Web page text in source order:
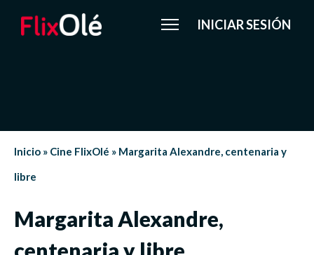
INICIAR SESIÓN
Inicio » Cine FlixOlé » Margarita Alexandre, centenaria y
libre
Margarita Alexandre,